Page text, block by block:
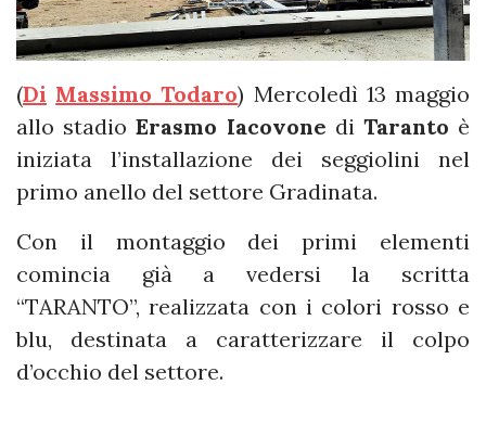
(Di Massimo Todaro) Mercoledì 13 maggio
allo stadioErasmo Iacovone di Taranto è
iniziata l’installazione dei seggiolini nel
primo anello del settore Gradinata.
Con il montaggio dei primi elementi
comincia già a vedersi la scritta
“TARANTO”, realizzata con i colori rosso e
blu, destinata a caratterizzare il colpo
d’occhio del settore.